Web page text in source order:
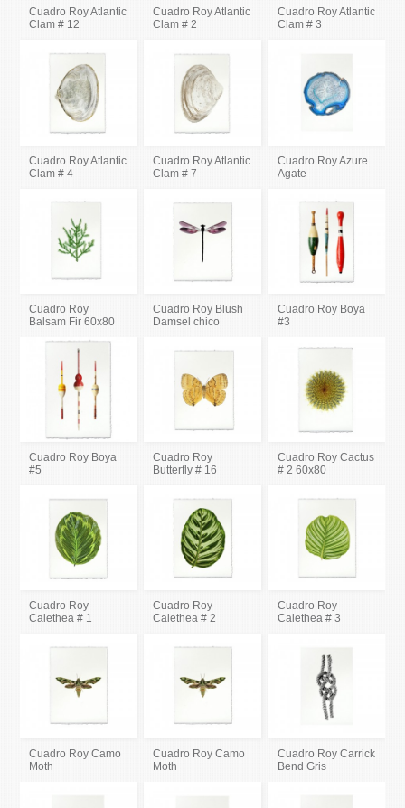
Cuadro Roy Atlantic
Clam # 12
Cuadro Roy Atlantic
Clam # 2
Cuadro Roy Atlantic
Clam # 3
Cuadro Roy Atlantic
Clam # 4
Cuadro Roy Atlantic
Clam # 7
Cuadro Roy Azure
Agate
Cuadro Roy
Balsam Fir 60x80
Cuadro Roy Blush
Damsel chico
Cuadro Roy Boya
#3
Cuadro Roy Boya
#5
Cuadro Roy
Butterfly # 16
Cuadro Roy Cactus
# 2 60x80
Cuadro Roy
Calethea # 1
Cuadro Roy
Calethea # 2
Cuadro Roy
Calethea # 3
Cuadro Roy Camo
Moth
Cuadro Roy Camo
Moth
Cuadro Roy Carrick
Bend Gris